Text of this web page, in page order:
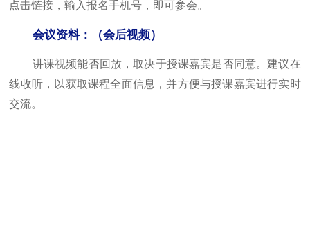
点击链接，输入报名手机号，即可参会。
会议资料：（会后视频）
讲课视频能否回放，取决于授课嘉宾是否同意。建议在
线收听，以获取课程全面信息，并方便与授课嘉宾进行实时
交流。